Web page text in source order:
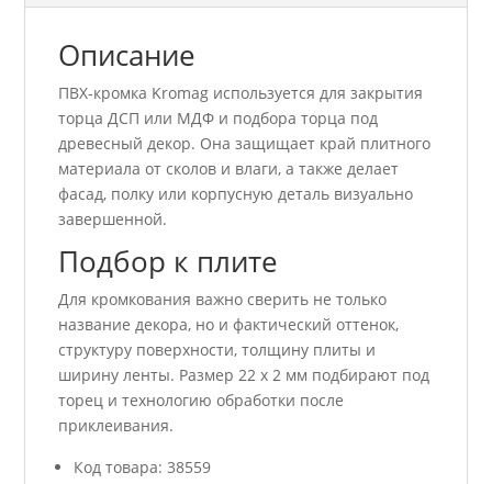
Описание
ПВХ-кромка Kromag используется для закрытия
торца ДСП или МДФ и подбора торца под
древесный декор. Она защищает край плитного
материала от сколов и влаги, а также делает
фасад, полку или корпусную деталь визуально
завершенной.
Подбор к плите
Для кромкования важно сверить не только
название декора, но и фактический оттенок,
структуру поверхности, толщину плиты и
ширину ленты. Размер 22 x 2 мм подбирают под
торец и технологию обработки после
приклеивания.
Код товара: 38559